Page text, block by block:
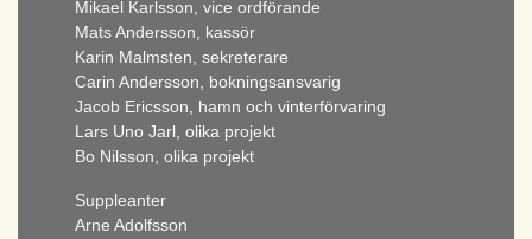
Mikael Karlsson, vice ordförande
Mats Andersson, kassör
Karin Malmsten, sekreterare
Carin Andersson, bokningsansvarig
Jacob Ericsson, hamn och vinterförvaring
Lars Uno Jarl, olika projekt
Bo Nilsson, olika projekt
Suppleanter
Arne Adolfsson